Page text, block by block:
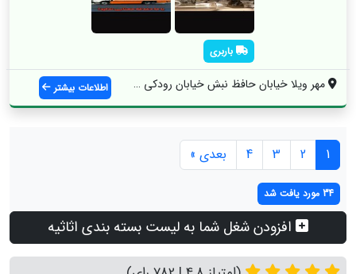
باربری
مهر ویلا خیابان حافظ نبش خیابان رودکی غر... اطلاعات بیشتر
1
2
3
4 بعدی »
34 مورد یافت شد
افزودن شغل شما به لیست بسته بندی اثاثیه